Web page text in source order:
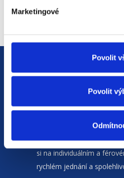
Marketingové
Povolit
Povolit
HR agenturas
Moravskoslezském krajia
si na individuálním a
rychlém jednání a